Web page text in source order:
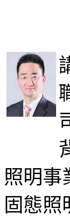
照明事
固態照